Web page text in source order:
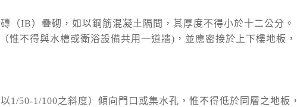
（IB）疊砌，如以鋼筋混凝土隔間，其厚度不得小於十二公分。
惟不得與水槽或衛浴設備共用一道牆)，並應密接於上下樓地板，
1/50-1/100之斜度）傾向門口或集水孔，惟不得低於同層之地板，